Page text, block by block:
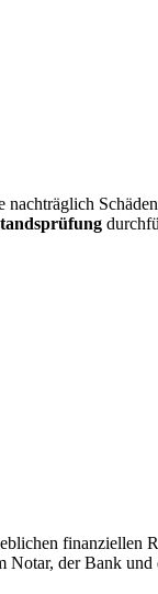
finanziellen
Notar, der Bank